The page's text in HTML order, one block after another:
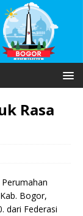
Rasa
Bogor,
dari Federasi